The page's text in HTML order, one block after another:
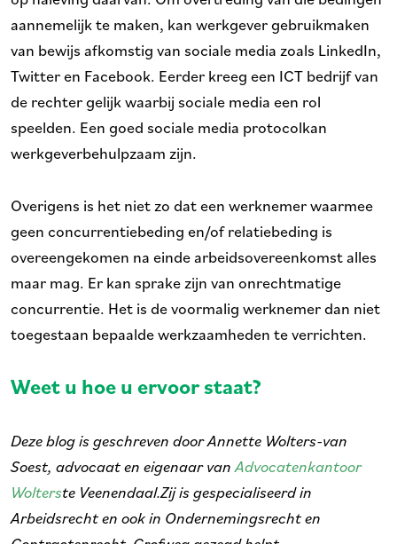
aannemelijk te maken, kan werkgever gebruikmaken
van bewijs afkomstig van sociale media zoals LinkedIn,
Twitter en Facebook. Eerder kreeg een ICT bedrijf van
de rechter gelijk waarbij sociale media een rol
speelden. Een goed sociale media protocolkan
werkgeverbehulpzaam zijn.
Overigens is het niet zo dat een werknemer waarmee
geen concurrentiebeding en/of relatiebeding is
overeengekomen na einde arbeidsovereenkomst alles
maar mag. Er kan sprake zijn van onrechtmatige
concurrentie. Het is de voormalig werknemer dan niet
toegestaan bepaalde werkzaamheden te verrichten.
Weet u hoe u ervoor staat?
Deze blog is geschreven doorAnnette Wolters-van
Soest, advocaat en eigenaar vanAdvocatenkantoor
Wolterste Veenendaal.Zij is gespecialiseerd in
Arbeidsrecht en ook in Ondernemingsrecht en